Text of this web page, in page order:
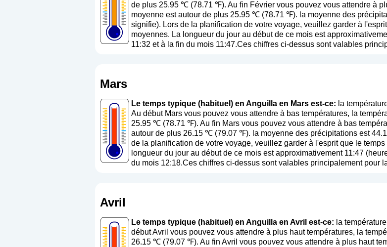
de plus 25.95 ℃ (78.71 ℉). Au fin Février vous pouvez vous attendre à
moyenne est autour de plus 25.95 ℃ (78.71 ℉). la moyenne des
signifie). Lors de la planification de votre voyage, veuillez garder à
moyennes. La longueur du jour au début de ce mois est
11:32 et à la fin du mois 11:47.Ces chiffres ci-dessus sont valables
Mars
Le temps typique (habituel) en Anguilla en Mars est-ce: la
Au début Mars vous pouvez vous attendre à bas températures, la
25.95 ℃ (78.71 ℉). Au fin Mars vous pouvez vous attendre à bas
autour de plus 26.15 ℃ (79.07 ℉). la moyenne des précipitations est
de la planification de votre voyage, veuillez garder à l'esprit que le
longueur du jour au début de ce mois est approximativement 11:47
du mois 12:18.Ces chiffres ci-dessus sont valables principalement pour
Avril
Le temps typique (habituel) en Anguilla en Avril est-ce: la
début Avril vous pouvez vous attendre à plus haut températures, la
26.15 ℃ (79.07 ℉). Au fin Avril vous pouvez vous attendre à plus haut